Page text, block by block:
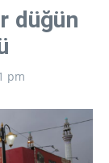
düğün
pm